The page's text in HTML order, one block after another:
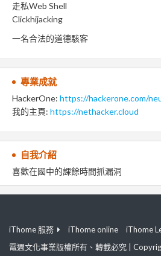
走私Web Shell
Clickhijacking
一名合法的道德駭客
專業成就
HackerOne: https://hackerone.com/
我的主頁: https://nethacker.cloud
自我介紹
喜歡在國中的課餘時間抓漏洞
iThome 服務 iThome online
iThome
電週文化事業版權所有、轉載必究 |